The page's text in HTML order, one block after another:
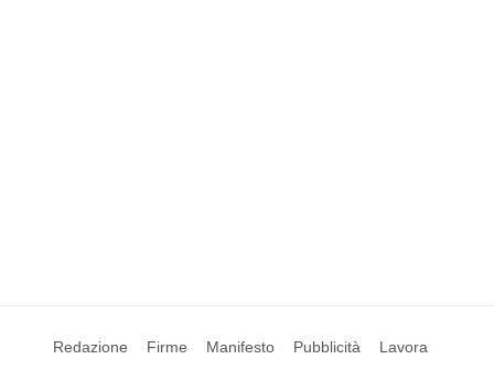
Redazione Firme Manifesto Pubblicità Lavora